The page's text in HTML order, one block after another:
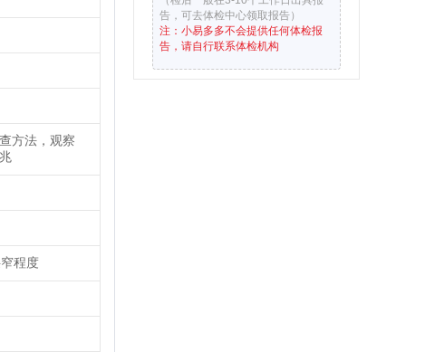
方法，观察
程度
告，可去体检中心领取报告）
注：小易多多不会提供任何体检报
告，请自行联系体检机构